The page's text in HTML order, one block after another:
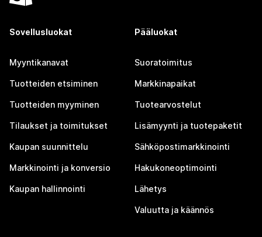
Sovellusluokat
Myyntikanavat
Tuotteiden etsiminen
Tuotteiden myyminen
Tilaukset ja toimitukset
Kaupan suunnittelu
Markkinointi ja konversio
Kaupan hallinnointi
Pääluokat
Suoratoimitus
Markkinapaikat
Tuotearvostelut
Lisämyynti ja tuotepaketit
Sähköpostimarkkinointi
Hakukoneoptimointi
Lähetys
Valuutta ja käännös